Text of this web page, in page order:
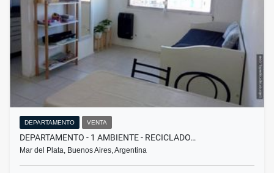
DEPARTAMENTO VENTA
DEPARTAMENTO - 1 AMBIENTE - RECICLADO…
Mar del Plata, Buenos Aires, Argentina